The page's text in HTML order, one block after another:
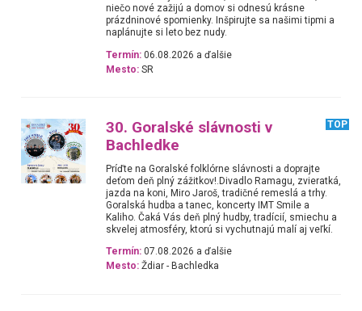
niečo nové zažijú a domov si odnesú krásne
prázdninové spomienky. Inšpirujte sa našimi tipmi a
naplánujte si leto bez nudy.
Termín: 06.08.2026 a ďalšie
Mesto: SR
30. Goralské slávnosti v
Bachledke
TOP
Príďte na Goralské folklórne slávnosti a doprajte
deťom deň plný zážitkov!.Divadlo Ramagu, zvieratká,
jazda na koni, Miro Jaroš, tradičné remeslá a trhy.
Goralská hudba a tanec, koncerty IMT Smile a
Kaliho. Čaká Vás deň plný hudby, tradícií, smiechu a
skvelej atmosféry, ktorú si vychutnajú malí aj veľkí.
Termín: 07.08.2026 a ďalšie
Mesto: Ždiar - Bachledka